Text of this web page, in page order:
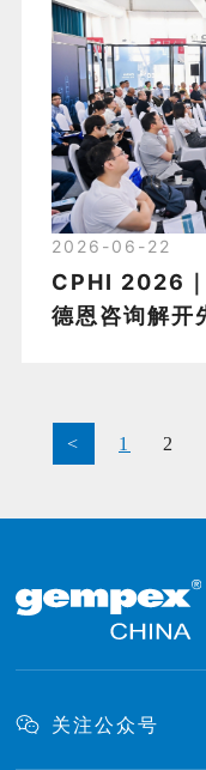
2026-06-22
CPHI 2026｜
德恩咨询解开
< 1 2
关注公众号